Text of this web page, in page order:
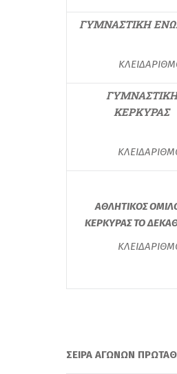
ΓΥΜΝΑΣΤΙΚΗ
ΓΥΜΝΑΣΤΙΚΗ
ΑΘΛΗΤΙΚΟΣ
ΚΕΡΚΥΡΑΣ
ΣΕΙΡΑ ΑΓΩΝΩΝ